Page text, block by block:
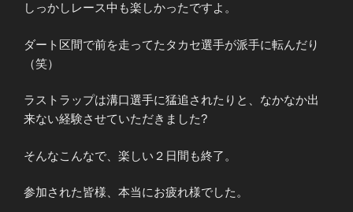
しっかしレース中も楽しかったですよ。
ダート区間で前を走ってたタカセ選手が派手に転んだり
（笑）
ラストラップは溝口選手に猛追されたりと、なかなか出
来ない経験させていただきました?
そんなこんなで、楽しい２日間も終了。
参加された皆様、本当にお疲れ様でした。